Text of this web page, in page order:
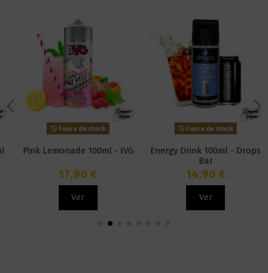
Fuera de stock
Pink Lemonade 100ml - IVG
17,90 €
Ver
Fuera de stock
Energy Drink 100ml - Drops
Bar
14,90 €
Ver